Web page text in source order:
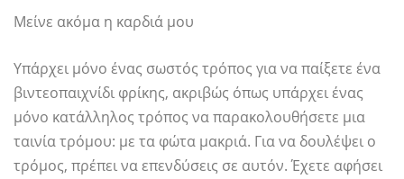
Μείνε ακόμα η καρδιά μου
Υπάρχει μόνο ένας σωστός τρόπος για να παίξετε ένα
βιντεοπαιχνίδι φρίκης, ακριβώς όπως υπάρχει ένας
μόνο κατάλληλος τρόπος να παρακολουθήσετε μια
ταινία τρόμου: με τα φώτα μακριά. Για να δουλέψει ο
τρόμος, πρέπει να επενδύσεις σε αυτόν. Έχετε αφήσει